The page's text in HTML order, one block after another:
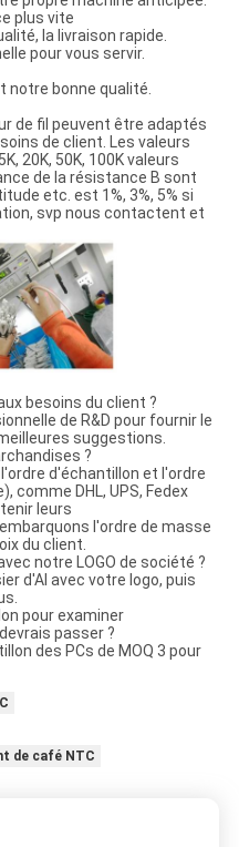
plus vite
la livraison rapide.
pour vous servir.
notre bonne qualité.
de fil peuvent être adaptés
de client. Les valeurs
20K, 50K, 100K valeurs
de la résistance B sont
etc. est 1%, 3%, 5% si
svp nous contactent et
besoins du client ?
de R&D pour fournir le
suggestions.
?
d'échantillon et l'ordre
comme DHL, UPS, Fedex
leurs
l'ordre de masse
du client.
notre LOGO de société ?
d'AI avec votre logo, puis
pour examiner
passer ?
des PCs de MOQ 3 pour
de café NTC